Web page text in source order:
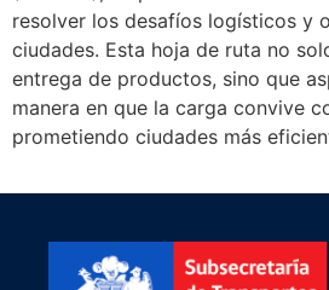
resolver los desafíos logísticos y
ciudades. Esta hoja de ruta no
entrega de productos, sino que
manera en que la carga convive
prometiendo ciudades más